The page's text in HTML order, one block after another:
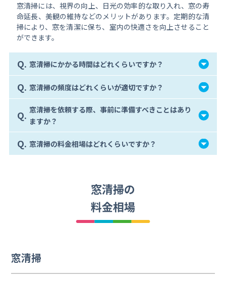
窓清掃には、視界の向上、日光の効率的な取り入れ、窓の寿
命延長、美観の維持などのメリットがあります。定期的な清
掃により、窓を清潔に保ち、室内の快適さを向上させること
ができます。
Q. 窓清掃にかかる時間はどれくらいですか？
Q. 窓清掃の頻度はどれくらいが適切ですか？
Q. 窓清掃を依頼する際、事前に準備すべきことはあり
ますか？
Q. 窓清掃の料金相場はどれくらいですか？
窓清掃の
料金相場
窓清掃